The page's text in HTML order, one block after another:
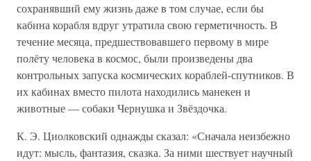
сохранявший ему жизнь даже в том случае, если бы
кабина корабля вдруг утратила свою герметичность. В
течение месяца, предшествовавшего первому в мире
полёту человека в космос, были произведены два
контрольных запуска космических кораблей-спутников. В
их кабинах вместо пилота находились манекен и
животные — собаки Чернушка и Звёздочка.
К. Э. Циолковский однажды сказал: «Сначала неизбежно
идут: мысль, фантазия, сказка. За ними шествует научный